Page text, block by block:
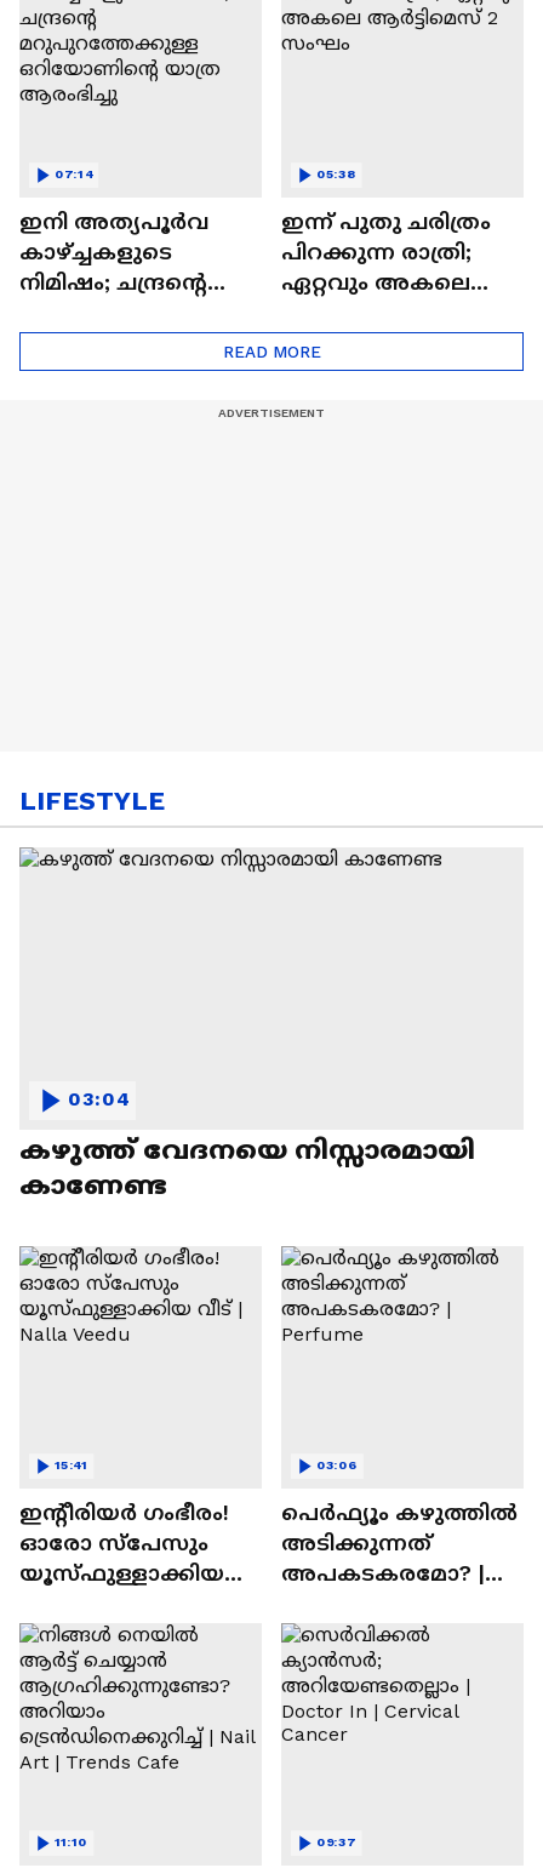
ഇനി അത്യപൂര്‍വ
കാഴ്ച്ചകളുടെ
നിമിഷം; ചന്ദ്രന്റെ
ഒറിയോണിന്റെ യാത്ര
ആരംഭിച്ചു
07:14
ഇന്ന് പുതു ചരിത്രം
പിറക്കുന്ന രാത്രി;
ഏറ്റവും അകലെ
05:38
READ MORE
LIFESTYLE
കഴുത്ത് വേദനയെ നിസ്സാരമായി
കാണേണ്ട
03:04
ഇന്റീരിയർ ഗംഭീരം!
ഓരോ സ്‌പേസും
യൂസ്ഫുള്ളാക്കിയ
15:41
പെർഫ്യൂം കഴുത്തിൽ
അടിക്കുന്നത്
അപകടകരമോ? |
03:06
11:10 09:37